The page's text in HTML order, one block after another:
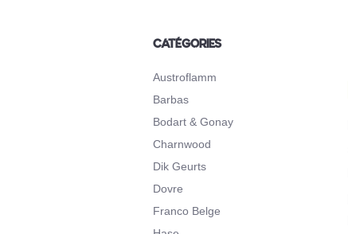
CATÉGORIES
Austroflamm
Barbas
Bodart & Gonay
Charnwood
Dik Geurts
Dovre
Franco Belge